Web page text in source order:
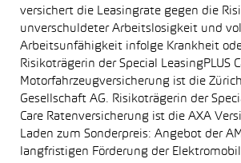
versichert die Leasingrate gegen die
unverschuldeter Arbeitslosigkeit und
Arbeitsunfähigkeit infolge Krankheit
Risikoträgerin der Special LeasingPLUS
Motorfahrzeugversicherung ist die
Gesellschaft AG. Risikoträgerin der
Care Ratenversicherung ist die AXA
Laden zum Sonderpreis: Angebot der
langfristigen Förderung der